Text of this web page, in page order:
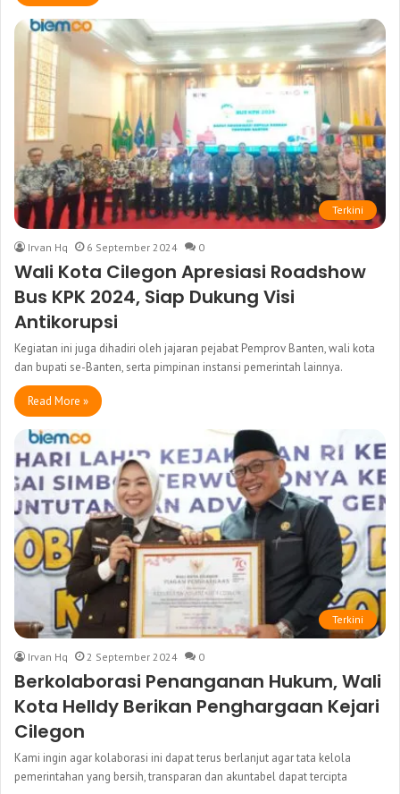
Terkini
Irvan Hq 6 September 2024 0
Wali Kota Cilegon Apresiasi Roadshow
Bus KPK 2024, Siap Dukung Visi
Antikorupsi
Kegiatan ini juga dihadiri oleh jajaran pejabat Pemprov Banten, wali kota
dan bupati se-Banten, serta pimpinan instansi pemerintah lainnya.
Read More »
Terkini
Irvan Hq 2 September 2024 0
Berkolaborasi Penanganan Hukum, Wali
Kota Helldy Berikan Penghargaan Kejari
Cilegon
Kami ingin agar kolaborasi ini dapat terus berlanjut agar tata kelola
pemerintahan yang bersih, transparan dan akuntabel dapat tercipta